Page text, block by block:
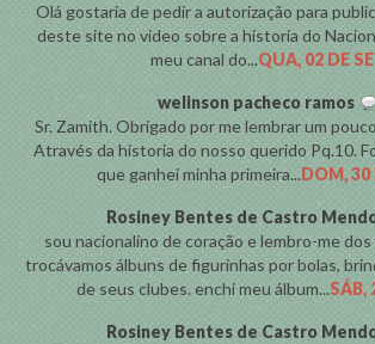
Olá gostaria de pedir a autorização para
deste site no video sobre a historia do
meu canal do...QUA, 02 DE
welinson pacheco ramos
Sr. Zamith. Obrigado por me lembrar um
Através da historia do nosso querido Pq.10.
que ganhei minha primeira...DOM, 30
Rosiney Bentes de Castro
sou nacionalino de coração e lembro-me
trocávamos álbuns de figurinhas por bolas,
de seus clubes. enchi meu álbum...SÁB,
Rosiney Bentes de Castro